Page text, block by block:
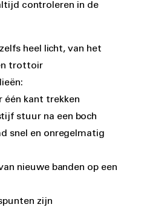
controleren in de
heel licht, van het
trottoir
één kant trekken
stuur na een boch
snel en onregelmatig
nieuwe banden op een
zijn